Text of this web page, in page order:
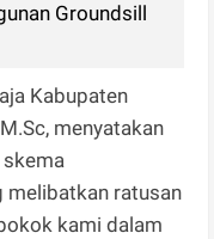
Groundsill
Kabupaten
menyatakan
skema
melibatkan ratusan
kami dalam